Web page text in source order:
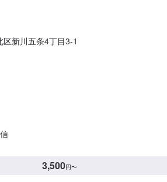
新川五条4丁目3-1
3,500円〜